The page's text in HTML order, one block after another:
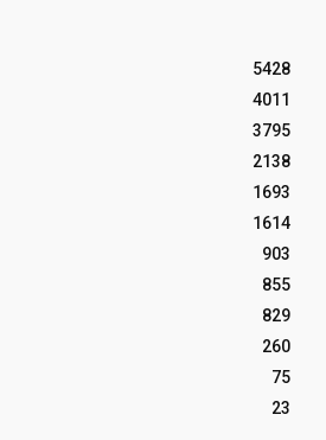
5428
4011
3795
2138
1693
1614
903
855
829
260
75
23